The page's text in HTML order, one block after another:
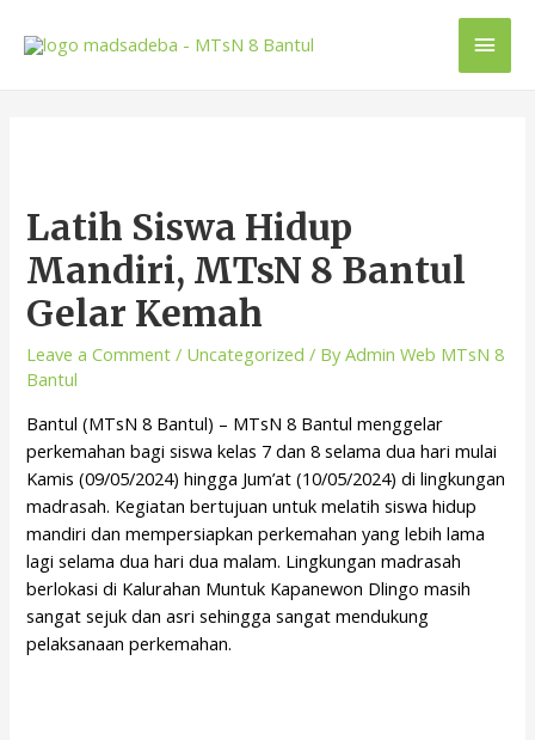
Latih Siswa Hidup
Mandiri, MTsN 8 Bantul
Gelar Kemah
Leave a Comment / Uncategorized / ByAdmin Web MTsN 8
Bantul
Bantul (MTsN 8 Bantul) – MTsN 8 Bantul menggelar
perkemahan bagi siswa kelas 7 dan 8 selama dua hari mulai
Kamis (09/05/2024) hingga Jum’at (10/05/2024) di lingkungan
madrasah. Kegiatan bertujuan untuk melatih siswa hidup
mandiri dan mempersiapkan perkemahan yang lebih lama
lagi selama dua hari dua malam. Lingkungan madrasah
berlokasi di Kalurahan Muntuk Kapanewon Dlingo masih
sangat sejuk dan asri sehingga sangat mendukung
pelaksanaan perkemahan.